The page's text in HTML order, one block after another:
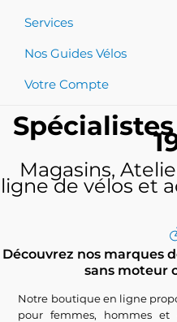
Services
Nos Guides Vélos
Votre Compte
Magasins,
ligne de vélos et
Découvrez nos marques
sans moteur
Notre boutique en ligne
pour femmes, hommes et